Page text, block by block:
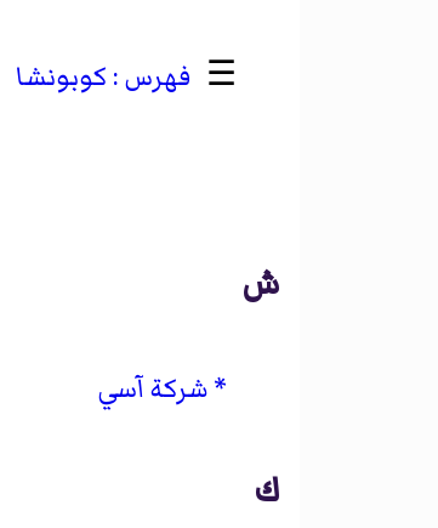
☰ كوبونشا
ش
شركة آسي
ك